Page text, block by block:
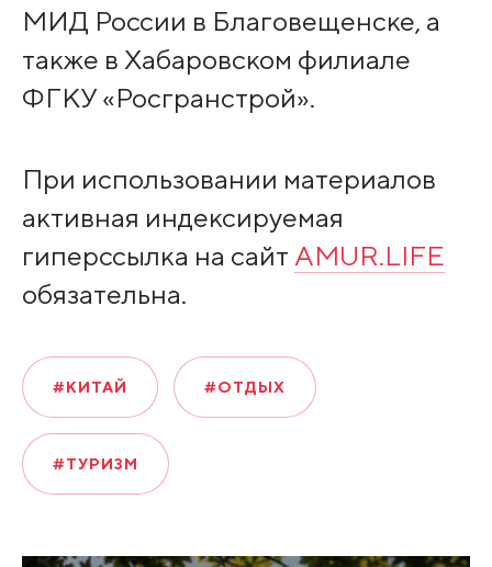
МИД России в Благовещенске, а
также в Хабаровском филиале
ФГКУ «Росгранстрой».
При использовании материалов
активная индексируемая
гиперссылка на сайт AMUR.LIFE
обязательна.
#КИТАЙ #ОТДЫХ
#ТУРИЗМ